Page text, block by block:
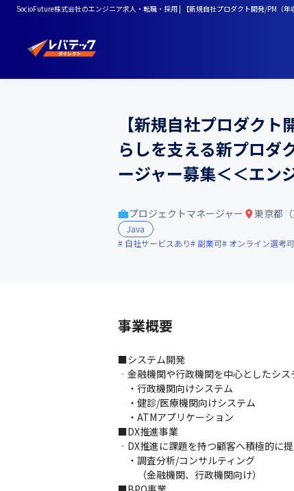
SocioFuture株式会社のエンジニア求人・転職・採用 | 【新規自社プロダクト開発/PM（
【新規自社プロダク
らしを支える新プロ
ージャー募集＜＜エン
プロジェクトマネージャー 東京都（
Java
自社サービスあり
副業可 オンライン選考可
事業概要
■システム開発
‐金融機関や行政機関を中心としたシス
・行政機関向けシステム
・健診/医療機関向けシステム
・ATMアプリケーション
■DX推進事業
‐DX推進に課題を持つ顧客へ積極的に
・調査分析/コンサルティング
（金融機関、行政機関向け）